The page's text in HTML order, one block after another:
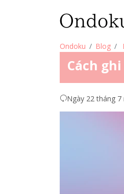
Ondoku Blog
Cách
Ngày 22 tháng 7